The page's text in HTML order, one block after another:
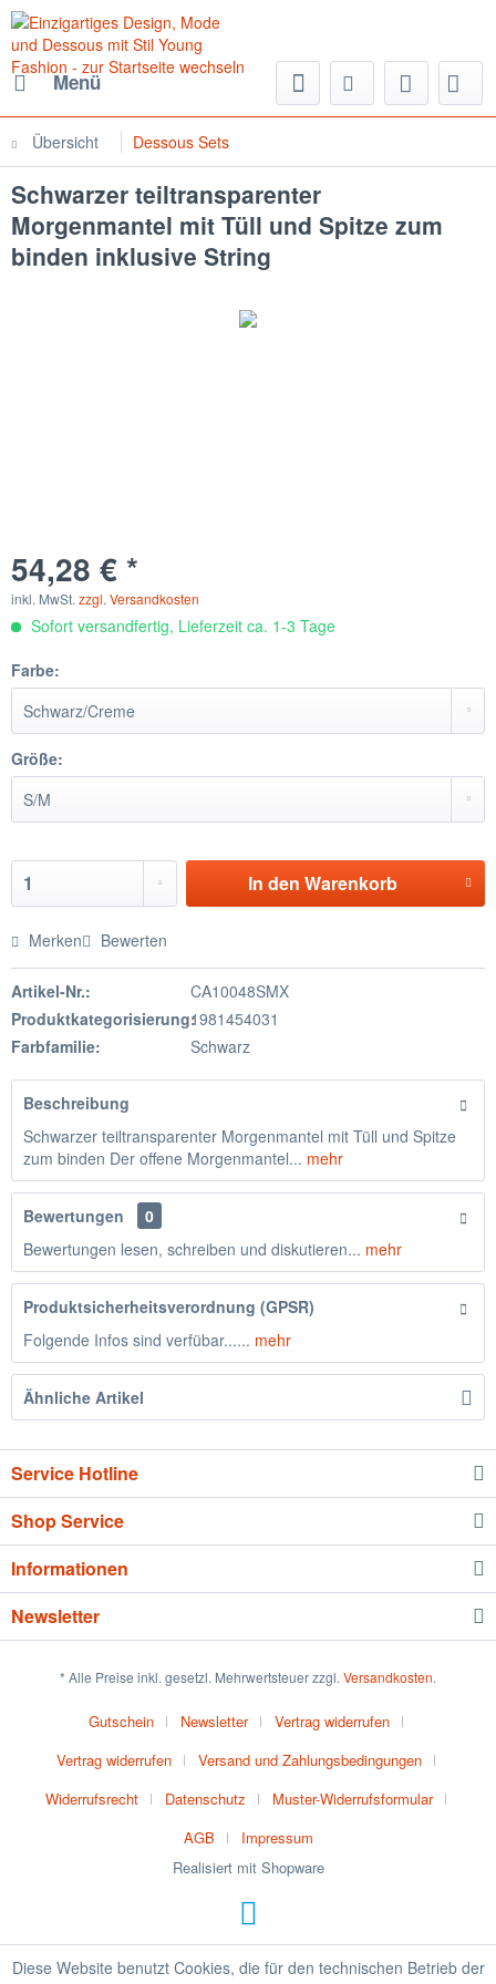
Menü
Übersicht Dessous Sets
Schwarzer teiltransparenter
Morgenmantel mit Tüll und Spitze zum
binden inklusive String
54,28 € *
inkl. MwSt. zzgl. Versandkosten
Sofort versandfertig, Lieferzeit ca. 1-3 Tage
Farbe:
Größe:
In den Warenkorb
Merken Bewerten
Artikel-Nr.:
CA10048SMX
Produktkategorisierung:1981454031
Farbfamilie:
Schwarz
Beschreibung
Schwarzer teiltransparenter Morgenmantel mit Tüll und Spitze
zum binden Der offene Morgenmantel... mehr
Bewertungen
0
Bewertungen lesen, schreiben und diskutieren... mehr
Produktsicherheitsverordnung (GPSR)
Folgende Infos sind verfübar...... mehr
Ähnliche Artikel
Service Hotline
Shop Service
Informationen
Newsletter
* Alle Preise inkl. gesetzl. Mehrwertsteuer zzgl. Versandkosten.
Gutschein Newsletter
Vertrag widerrufen
Vertrag widerrufen
Versand und Zahlungsbedingungen
Widerrufsrecht
Datenschutz
Muster-Widerrufsformular
AGB
Impressum
Realisiert mit Shopware
Diese Website benutzt Cookies, die für den technischen Betrieb der